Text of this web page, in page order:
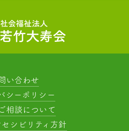
い合わせ
シーポリシー
相談について
セシビリティ方針